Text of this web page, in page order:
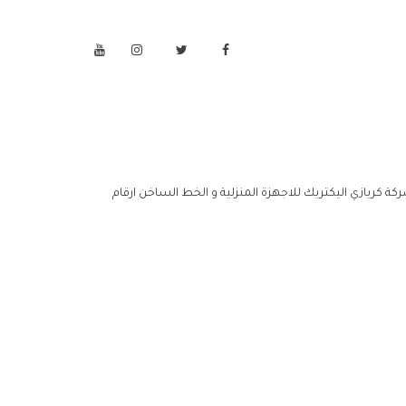
كريازي اليكتريك للاجهزة المنزلية و الخط الساخن ارقام